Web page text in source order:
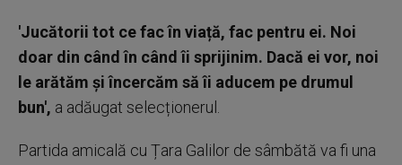
'Jucătorii tot ce fac în viață, fac pentru ei. Noi
doar din când în când îi sprijinim. Dacă ei vor, noi
le arătăm și încercăm să îi aducem pe drumul
bun', a adăugat selecționerul.
Partida amicală cu Țara Galilor de sâmbătă va fi una